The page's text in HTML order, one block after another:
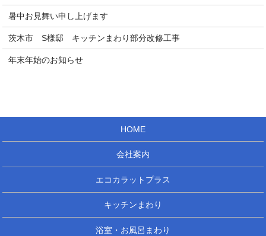
暑中お見舞い申し上げます
茨木市 S様邸 キッチンまわり部分改修工事
年末年始のお知らせ
HOME
会社案内
エコカラットプラス
キッチンまわり
浴室・お風呂まわり